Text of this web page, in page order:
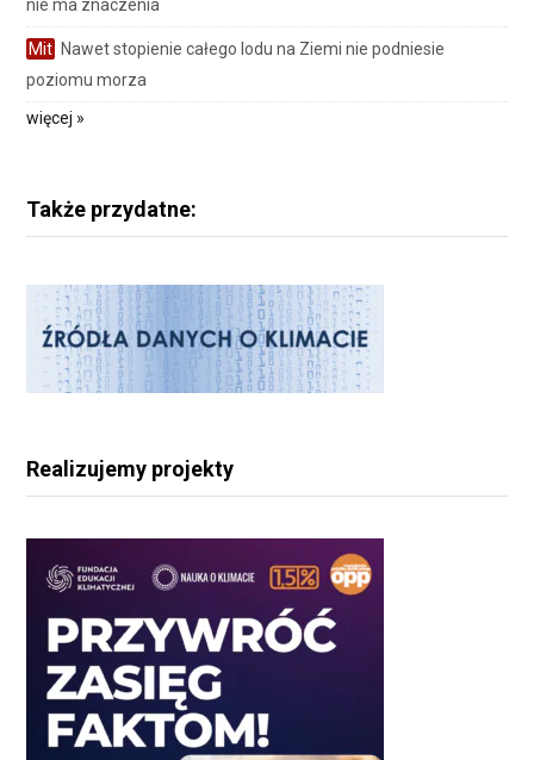
nie ma znaczenia
Mit Nawet stopienie całego lodu na Ziemi nie podniesie
poziomu morza
więcej »
Także przydatne:
Realizujemy projekty